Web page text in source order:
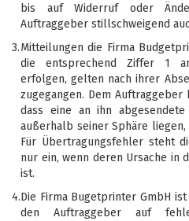
bis auf Widerruf oder
Auftraggeber stillschweigend
3.Mitteilungen die Firma
die entsprechend Ziffer 1
erfolgen, gelten nach ihrer
zugegangen. Dem
dass eine an ihn
außerhalb seiner Sphäre
Für Übertragungsfehler steht
nur ein, wenn deren Ursache in
ist.
4.Die Firma Bugetprinter GmbH
den Auftraggeber auf